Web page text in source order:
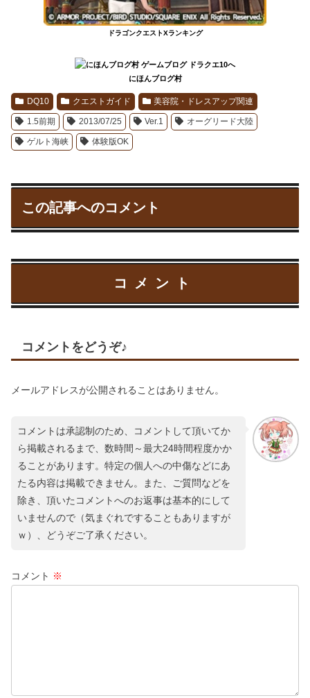
ドラゴンクエストXランキング
にほんブログ村
DQ10 クエストガイド 美容院・ドレスアップ関連
1.5前期 2013/07/25 Ver.1 オーグリード大陸
ゲルト海峡 体験版OK
この記事へのコメント
コメント
コメントをどうぞ♪
メールアドレスが公開されることはありません。
コメントは承認制のため、コメントして頂いてか
ら掲載されるまで、数時間～最大24時間程度かか
ることがあります。特定の個人への中傷などにあ
たる内容は掲載できません。また、ご質問などを
除き、頂いたコメントへのお返事は基本的にして
いませんので（気まぐれですることもありますが
ｗ）、どうぞご了承ください。
コメント ※